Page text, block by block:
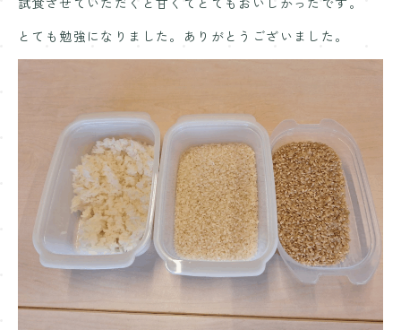
とても勉強になりました。ありがとうございました。